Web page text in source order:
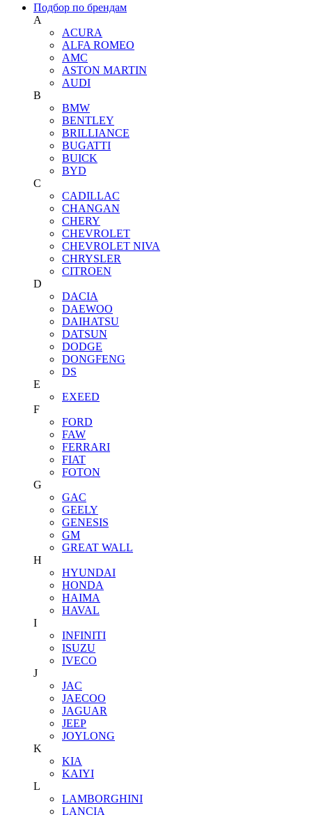
Подбор по брендам
A
ACURA
ALFA ROMEO
AMC
ASTON MARTIN
AUDI
B
BMW
BENTLEY
BRILLIANCE
BUGATTI
BUICK
BYD
C
CADILLAC
CHANGAN
CHERY
CHEVROLET
CHEVROLET NIVA
CHRYSLER
CITROEN
D
DACIA
DAEWOO
DAIHATSU
DATSUN
DODGE
DONGFENG
DS
E
EXEED
F
FORD
FAW
FERRARI
FIAT
FOTON
G
GAC
GEELY
GENESIS
GM
GREAT WALL
H
HYUNDAI
HONDA
HAIMA
HAVAL
I
INFINITI
ISUZU
IVECO
J
JAC
JAECOO
JAGUAR
JEEP
JOYLONG
K
KIA
KAIYI
L
LAMBORGHINI
LANCIA